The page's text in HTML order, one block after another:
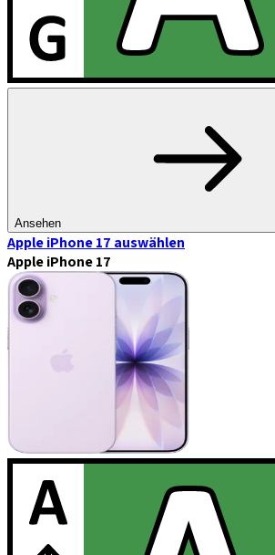
Ansehen
Apple iPhone 17 auswählen
Apple iPhone 17